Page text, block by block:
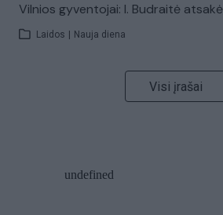
Vilnios gyventojai: I. Budraitė
Laidos Nauja diena
Visi įrašai